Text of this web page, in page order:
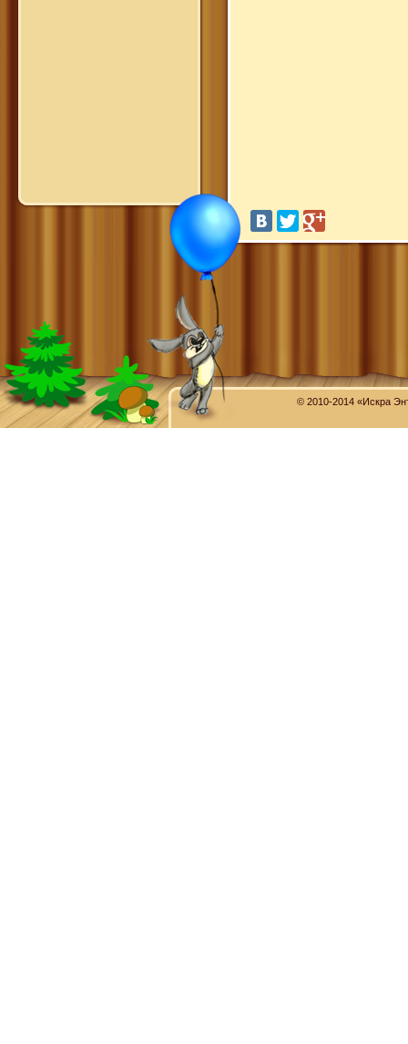
© 2010-2014 «Искра